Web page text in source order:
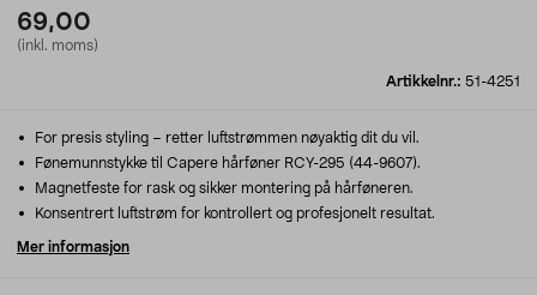
69,00
(inkl. moms)
Artikkelnr.: 51-4251
For presis styling – retter luftstrømmen nøyaktig dit du vil.
Fønemunnstykke til Capere hårføner RCY-295 (44-9607).
Magnetfeste for rask og sikker montering på hårføneren.
Konsentrert luftstrøm for kontrollert og profesjonelt resultat.
Mer informasjon